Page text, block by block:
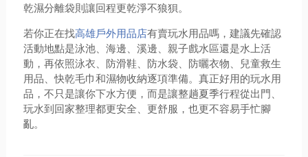
乾濕分離袋則讓回程更乾淨不狼狽。
若你正在找高雄戶外用品店有賣玩水用品嗎，建議先確認
活動地點是泳池、海邊、溪邊、親子戲水區還是水上活
動，再依照泳衣、防滑鞋、防水袋、防曬衣物、兒童救生
用品、快乾毛巾和濕物收納逐項準備。真正好用的玩水用
品，不只是讓你下水方便，而是讓整趟夏季行程從出門、
玩水到回家整理都更安全、更舒服，也更不容易手忙腳
亂。